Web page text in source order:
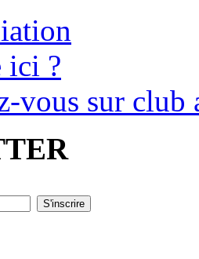
ici ?
vous sur